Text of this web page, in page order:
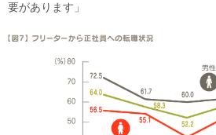
要があります」